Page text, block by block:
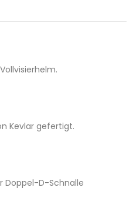
Kevlar gefertigt.
Doppel-D-Schnalle